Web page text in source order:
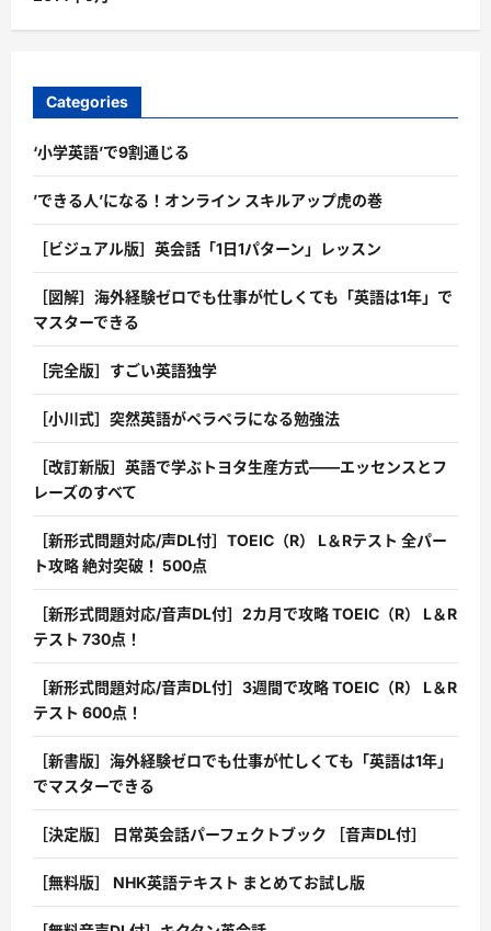
Categories
‘小学英語’で9割通じる
’できる人’になる！オンライン スキルアップ虎の巻
［ビジュアル版］英会話「1日1パターン」レッスン
［図解］海外経験ゼロでも仕事が忙しくても「英語は1年」で
マスターできる
［完全版］すごい英語独学
［小川式］突然英語がペラペラになる勉強法
［改訂新版］英語で学ぶトヨタ生産方式――エッセンスとフ
レーズのすべて
［新形式問題対応/声DL付］TOEIC（R） L＆Rテスト 全パー
ト攻略 絶対突破！ 500点
［新形式問題対応/音声DL付］2カ月で攻略 TOEIC（R） L＆R
テスト 730点！
［新形式問題対応/音声DL付］3週間で攻略 TOEIC（R） L＆R
テスト 600点！
［新書版］海外経験ゼロでも仕事が忙しくても「英語は1年」
でマスターできる
［決定版］ 日常英会話パーフェクトブック ［音声DL付］
［無料版］ NHK英語テキスト まとめてお試し版